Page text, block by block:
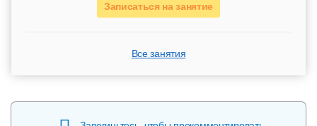
Записаться на занятие
Все занятия